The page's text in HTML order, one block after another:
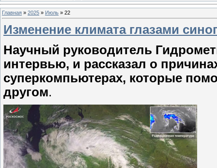
Главная » 2025 » Июль » 22
Изменение климата глазами
Научный руководитель
интервью, и рассказал о
суперкомпьютерах, которые
другом.